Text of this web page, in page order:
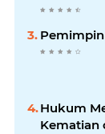
Menekan
Hukum
Kematian